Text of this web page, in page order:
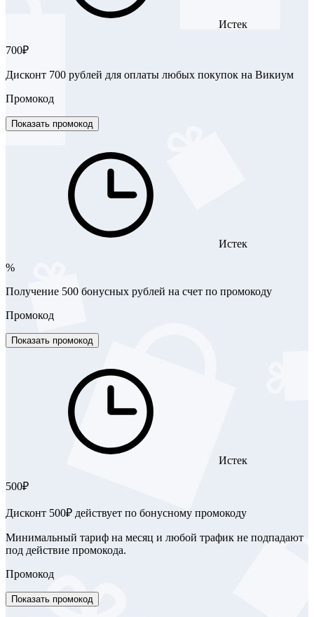
Истек
700₽
Дисконт 700 рублей для оплаты любых покупок на Викиум
Промокод
Показать промокод
Истек
%
Получение 500 бонусных рублей на счет по промокоду
Промокод
Показать промокод
Истек
500₽
Дисконт 500₽ действует по бонусному промокоду
Минимальный тариф на месяц и любой трафик не подпадают
под действие промокода.
Промокод
Показать промокод